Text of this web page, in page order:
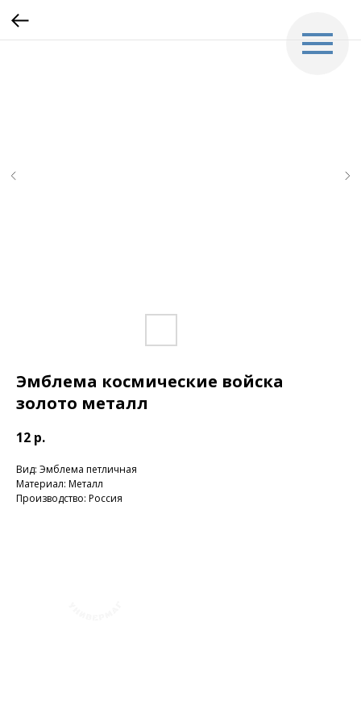
Эмблема космические войска
золото металл
12 р.
Вид: Эмблема петличная
Материал: Металл
Производство: Россия